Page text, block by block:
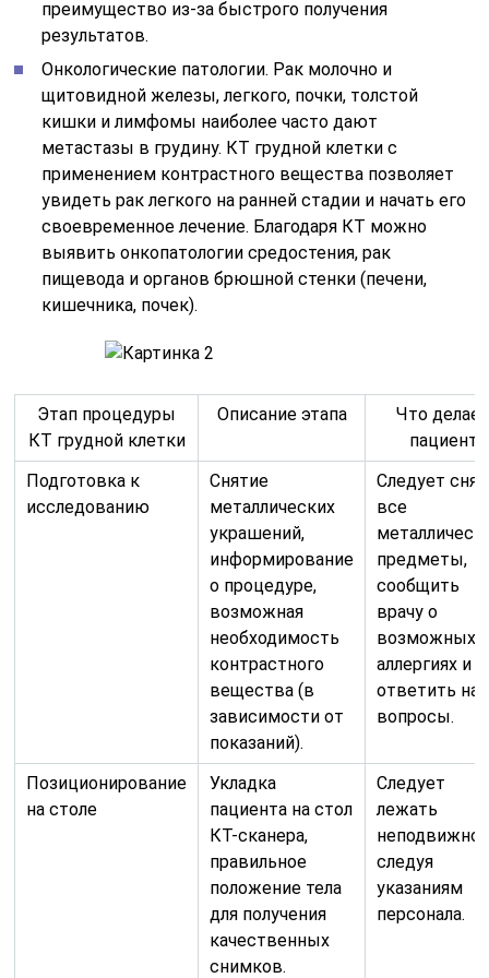
преимущество из-за быстрого получения
результатов.
Онкологические патологии. Рак молочно и
щитовидной железы, легкого, почки, толстой
кишки и лимфомы наиболее часто дают
метастазы в грудину. КТ грудной клетки с
применением контрастного вещества позволяет
увидеть рак легкого на ранней стадии и начать его
своевременное лечение. Благодаря КТ можно
выявить онкопатологии средостения, рак
пищевода и органов брюшной стенки (печени,
кишечника, почек).
Этап процедуры
КТ грудной клетки
Описание этапа
Что
пациент
Подготовка к
исследованию
Снятие
металлических
украшений,
информирование
о процедуре,
возможная
необходимость
контрастного
вещества (в
зависимости от
показаний).
Следует
все
предметы,
сообщить
врачу о
возможных
аллергиях и
ответить на
вопросы.
Позиционирование
на столе
Укладка
пациента на стол
КТ-сканера,
правильное
положение тела
для получения
качественных
снимков.
Следует
лежать
неподвижно,
следуя
указаниям
персонала.